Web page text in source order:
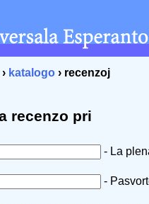
› katalogo › recenzoj
recenzo pri
- La
-